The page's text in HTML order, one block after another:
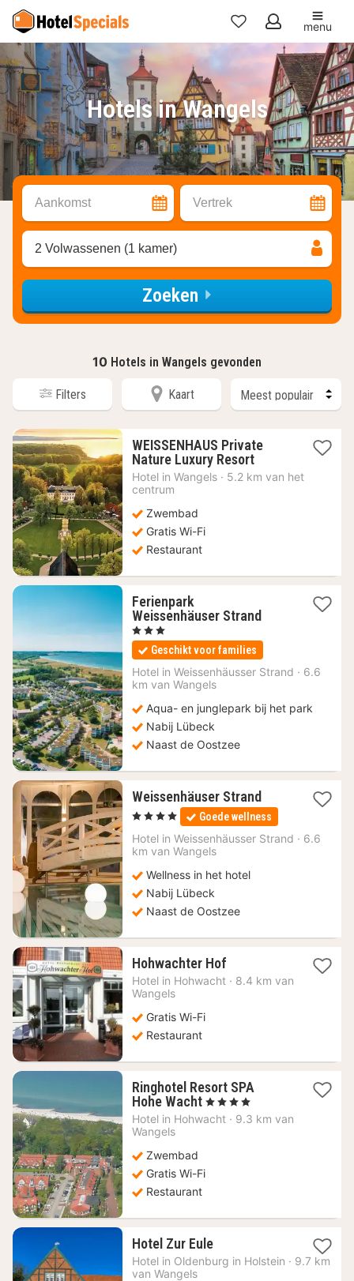
Mijn
favorieten
menu
Hotels in Wangels
Aankomst Vertrek
2 Volwassenen (1 kamer)
Zoeken
10 Hotels in Wangels gevonden
Filters Kaart
WEISSENHAUS Private
Nature Luxury Resort1
nacht
Hotel in Wangels · 5.2 km van het
centrum
Zwembad
Gratis Wi-Fi
Restaurant
Ferienpark
Weissenhäuser Strand1
vanaf
89
€
, 3 Sterren
Geschikt voor families
Hotel in Weissenhäusser Strand · 6.6
km van Wangels
Aqua- en junglepark bij het park
Nabij Lübeck
Naast de Oostzee
Weissenhäuser Strand1
nacht
vanaf
161,57
, 4 Sterren Goede wellness
Hotel in Weissenhäusser Strand · 6.6
km van Wangels
Wellness in het hotel
Nabij Lübeck
Naast de Oostzee
Hohwachter Hof1
nacht
Hotel in Hohwacht · 8.4 km van
Wangels
Gratis Wi-Fi
Restaurant
Ringhotel Resort SPA
Hohe Wacht 1
nacht
, 4 Sterren
Hotel in Hohwacht · 9.3 km van
Wangels
Zwembad
Gratis Wi-Fi
Restaurant
Hotel Zur Eule1
nacht
vanaf
Hotel in Oldenburg in Holstein · 9.7 km
van Wangels